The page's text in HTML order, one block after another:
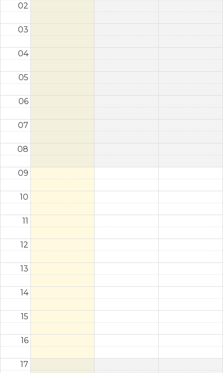
02
03
04
05
06
07
08
09
10
11
12
13
14
15
16
17